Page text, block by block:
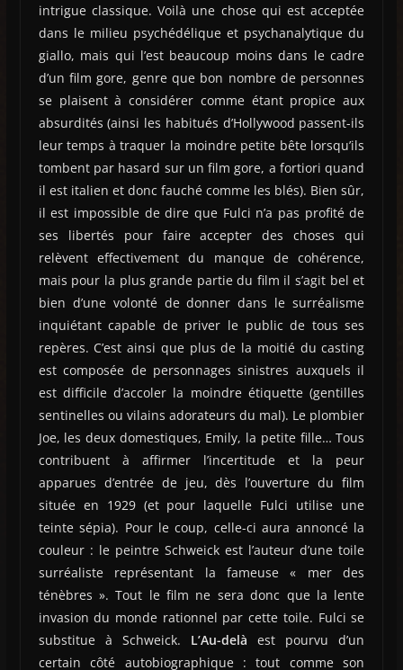
intrigue classique. Voilà une chose qui est acceptée
dans le milieu psychédélique et psychanalytique du
giallo, mais qui l’est beaucoup moins dans le cadre
d’un film gore, genre que bon nombre de personnes
se plaisent à considérer comme étant propice aux
absurdités (ainsi les habitués d’Hollywood passent-ils
leur temps à traquer la moindre petite bête lorsqu’ils
tombent par hasard sur un film gore, a fortiori quand
il est italien et donc fauché comme les blés). Bien sûr,
il est impossible de dire que Fulci n’a pas profité de
ses libertés pour faire accepter des choses qui
relèvent effectivement du manque de cohérence,
mais pour la plus grande partie du film il s’agit bel et
bien d’une volonté de donner dans le surréalisme
inquiétant capable de priver le public de tous ses
repères. C’est ainsi que plus de la moitié du casting
est composée de personnages sinistres auxquels il
est difficile d’accoler la moindre étiquette (gentilles
sentinelles ou vilains adorateurs du mal). Le plombier
Joe, les deux domestiques, Emily, la petite fille… Tous
contribuent à affirmer l’incertitude et la peur
apparues d’entrée de jeu, dès l’ouverture du film
située en 1929 (et pour laquelle Fulci utilise une
teinte sépia). Pour le coup, celle-ci aura annoncé la
couleur : le peintre Schweick est l’auteur d’une toile
surréaliste représentant la fameuse « mer des
ténèbres ». Tout le film ne sera donc que la lente
invasion du monde rationnel par cette toile. Fulci se
substitue à Schweick. L’Au-delà est pourvu d’un
certain côté autobiographique : tout comme son